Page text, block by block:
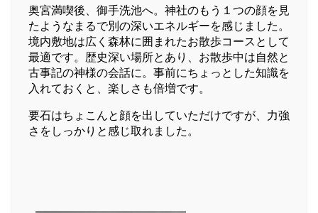
奥宮満喫後、御手洗池へ。神社のもう１つの顔を見
たようなまるで別の深いエネルギーを感じました。
境内敷地は広く森林に囲まれたお散歩コースとして
最適です。歴史深い場所とあり、お散歩中は自然と
古事記の神様の会話に。事前にちょっとした知識を
入れておくと、楽しさも倍増です。
要石はちょこんと顔を出していただけですが、力強
さをしっかりと感じ取れました。